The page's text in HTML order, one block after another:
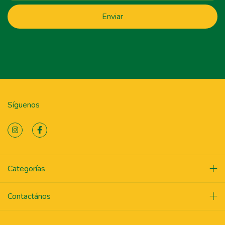
Síguenos
Categorías
Contactános